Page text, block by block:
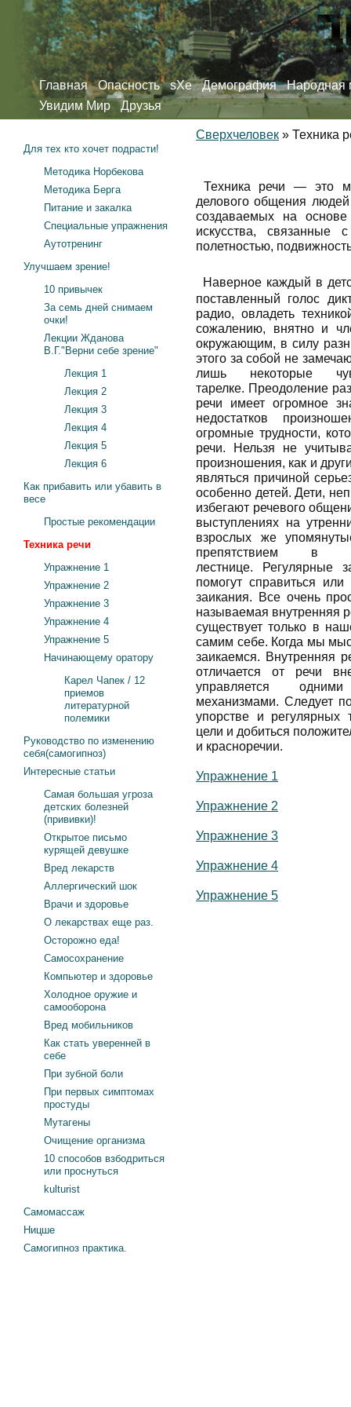
Главная Опасность sXe Демография
Народная
Увидим Мир
Друзья
Сверхчеловек » Техника
Техника речи — это
делового общения людей
создаваемых на основе
искусства, связанные
полетностью,
Наверное каждый в
поставленный голос
радио, овладеть
сожалению, внятно и
окружающим, в силу
этого за собой не
лишь некоторые
тарелке. Преодоление
речи имеет огромное
недостатков
огромные трудности,
речи. Нельзя не
произношения, как и
являться причиной
особенно детей. Дети,
избегают речевого
выступлениях на
взрослых же
препятствием в
лестнице. Регулярные
помогут справиться или
заикания. Все очень
называемая внутренняя
существует только в
самим себе. Когда мы
заикаемся. Внутренняя
отличается от речи
управляется
механизмами. Следует
упорстве и регулярных
цели и добиться
и красноречии.
Упражнение 1
Упражнение 2
Упражнение 3
Упражнение 4
Упражнение 5
Для тех кто хочет подрасти!
Методика Норбекова
Методика Берга
Питание и закалка
Специальные упражнения
Аутотренинг
Улучшаем зрение!
10 привычек
За семь дней снимаем
очки!
Лекции Жданова
В.Г."Верни себе зрение"
Лекция 1
Лекция 2
Лекция 3
Лекция 4
Лекция 5
Лекция 6
Как прибавить или убавить в
весе
Простые рекомендации
Техника речи
Упражнение 1
Упражнение 2
Упражнение 3
Упражнение 4
Упражнение 5
Начинающему оратору
Карел Чапек / 12
приемов
литературной
полемики
Руководство по изменению
себя(самогипноз)
Интересные статьи
Самая большая угроза
детских болезней
(прививки)!
Открытое письмо
курящей девушке
Вред лекарств
Аллергический шок
Врачи и здоровье
О лекарствах еще раз.
Осторожно еда!
Самосохранение
Компьютер и здоровье
Холодное оружие и
самооборона
Вред мобильников
Как стать уверенней в
себе
При зубной боли
При первых симптомах
простуды
Мутагены
Очищение организма
10 способов взбодриться
или проснуться
kulturist
Самомассаж
Ницше
Самогипноз практика.